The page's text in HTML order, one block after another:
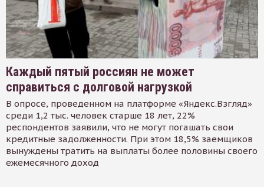
Каждый пятый россиян не может
справиться с долговой нагрузкой
В опросе, проведенном на платформе «Яндекс.Взгляд»
среди 1,2 тыс. человек старше 18 лет, 22%
респондентов заявили, что не могут погашать свои
кредитные задолженности. При этом 18,5% заемщиков
вынуждены тратить на выплаты более половины своего
ежемесячного доход